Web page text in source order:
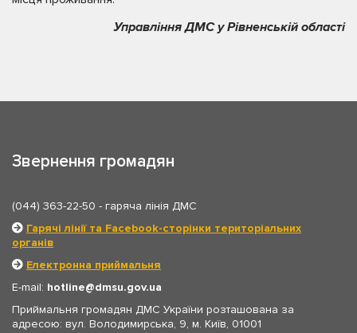
Управління ДМС у Рівненській області
Звернення громадян
(044) 363-22-50 - гаряча лінія ДМС
Гарячі лінії та Facebook-сторінки територіальних
органів
Електронна приймальня
E-mail: hotline
dmsu.gov.ua
Приймальня громадян ДМС України розташована за
адресою: вул. Володимирська, 9, м. Київ, 01001